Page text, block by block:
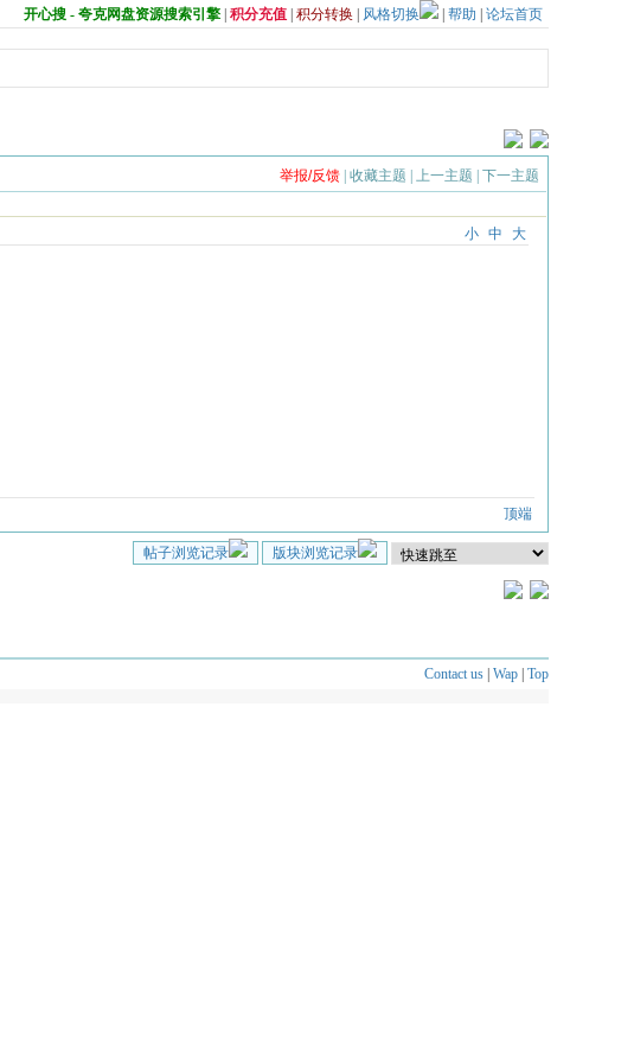
开心搜 - 夸克网盘资源搜索引擎 积分充值 积分转换 风格切换 帮助 论坛首页
举报/反馈 收藏主题 上一主题 下一主题
小 中 大
顶端
帖子浏览记录 版块浏览记录
Contact us Wap Top